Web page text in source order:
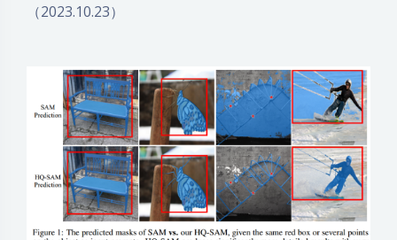
（2023.10.23）